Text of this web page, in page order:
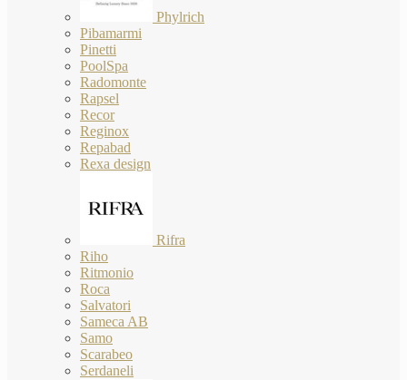
Phylrich
Pibamarmi
Pinetti
PoolSpa
Radomonte
Rapsel
Recor
Reginox
Repabad
Rexa design
Rifra
Riho
Ritmonio
Roca
Salvatori
Sameca AB
Samo
Scarabeo
Serdaneli